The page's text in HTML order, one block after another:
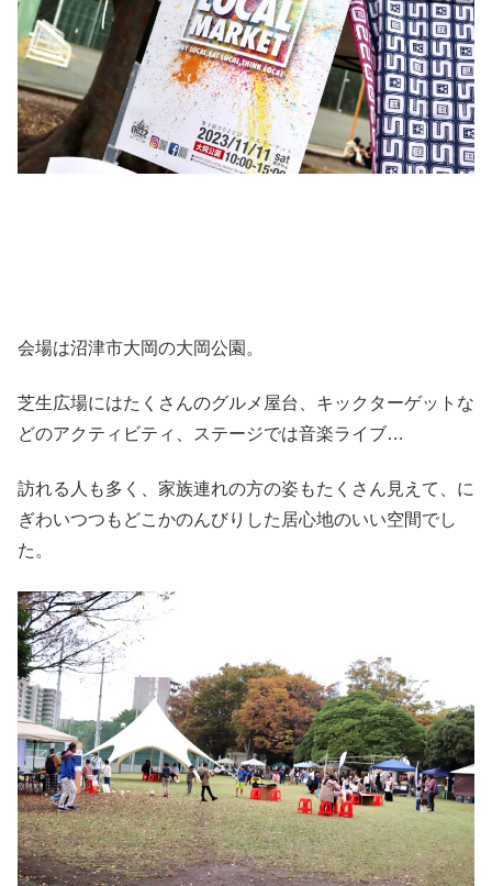
会場は沼津市大岡の大岡公園。
芝生広場にはたくさんのグルメ屋台、キックターゲットな
どのアクティビティ、ステージでは音楽ライブ…
訪れる人も多く、家族連れの方の姿もたくさん見えて、に
ぎわいつつもどこかのんびりした居心地のいい空間でし
た。